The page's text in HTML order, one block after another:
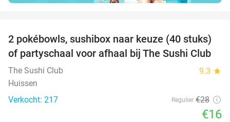
43%
2 pokébowls, sushibox naar keuze (40 stuks)
of partyschaal voor afhaal bij The Sushi Club
The Sushi Club 9.3 star
Huissen
Verkocht: 217
Regulier €28
€16